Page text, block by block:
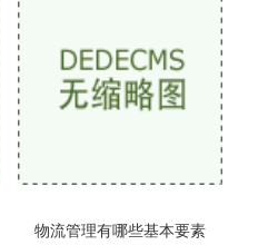
物流管理有哪些基本要素